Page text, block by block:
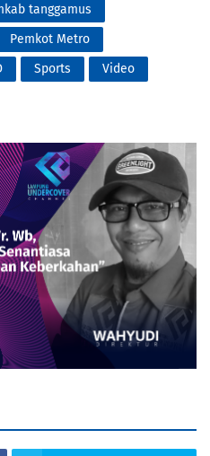
tanggamus
Pemkot Metro
Sports
Video